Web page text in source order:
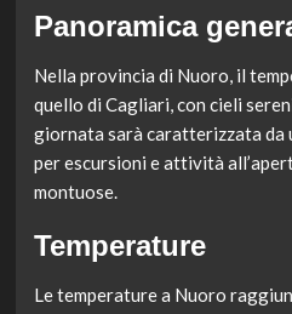
Panoramica
Nella provincia di Nuoro, il
quello di Cagliari, con cieli
giornata sarà caratterizzata da
per escursioni e attività
montuose.
Temperature
Le temperature a Nuoro